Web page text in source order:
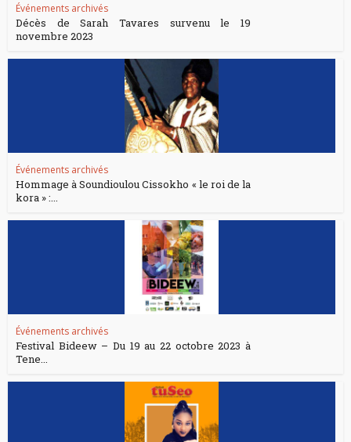
Événements archivés
Décès de Sarah Tavares survenu le 19
novembre 2023
Événements archivés
Hommage à Soundioulou Cissokho « le roi de la
kora » :...
Événements archivés
Festival Bideew – Du 19 au 22 octobre 2023 à
Tene...